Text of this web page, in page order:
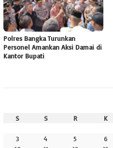
Polres Bangka Turunkan
Personel Amankan Aksi Damai di
Kantor Bupati
S
S R K
3
4 5 6